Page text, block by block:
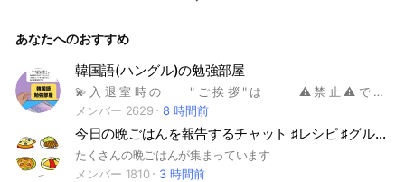
あなたへのおすすめ
韓国語(ハングル)の勉強部屋
💫 入 退 室 時 の " ご 挨 拶 " は ⚠️ 禁 止 ⚠️ で す 💫 입실 시, 그리고 퇴실시의 인사는 필요 없습니다.🙇🏻‍♀️ こちらのオープンチャットを見つけて頂き 誠に有り難うございます❣️ こちらは韓国語をみんなで教え合う 勉強部屋です👌🏻 初級者さん~上級者さんまで 国籍年齢様々な方々がおられ 真剣に韓国語を学びたい方に お勧めのお部屋です☺️ 大事なノートには ・初心者さんの勉強法 ・お勧めの参考書 ・パッチムについて などなど、いろいろな情報もあります💁🏻‍♀️ ご参加の際には "必ず" ・アナウンス ・大事なノート をご確認下さい🙇🏻‍♀️ 当オプチャのルールをご理解頂いてから ご投稿を宜しくお願いします🤲🏻 皆さんと一緒にレベルアップしましょう !! どんな方でもお気軽にお越しください💓 K-POPや韓ドラなどから 興味を持った方も大歓迎です✨ 楽しく공부(勉強)していきましょう💫 🏷Tag🏷 #韓国語 #日本語#初心者 #勉強 #語学#初級 #K-POP #韓ドラ #한국어 #일본어 #韓国 #日本 #한국 일본
メンバー 2629
8 時間前
今日の晩ごはんを報告するチャット ♯レシピ ♯グルメ ♯ご飯
たくさんの晩ごはんが集まっています
メンバー 1810
3 時間前